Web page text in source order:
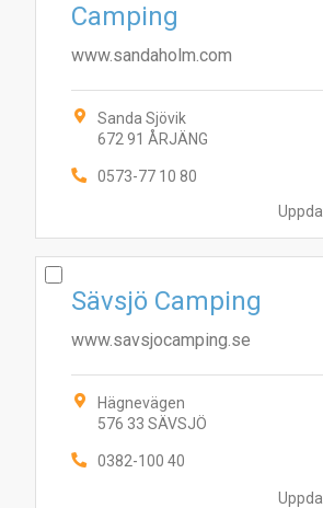
Camping
www.sandaholm.com
Sanda Sjövik
672 91 ÅRJÄNG
0573-77 10 80
Sävsjö Camping
www.savsjocamping.se
Hägnevägen
576 33 SÄVSJÖ
0382-100 40